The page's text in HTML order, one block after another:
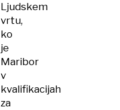
Ljudskem
vrtu,
ko
je
Maribor
v
kvalifikacijah
za